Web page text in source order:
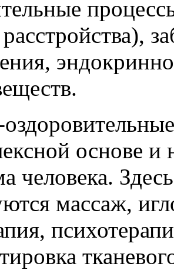
основе и
человека.
массаж,